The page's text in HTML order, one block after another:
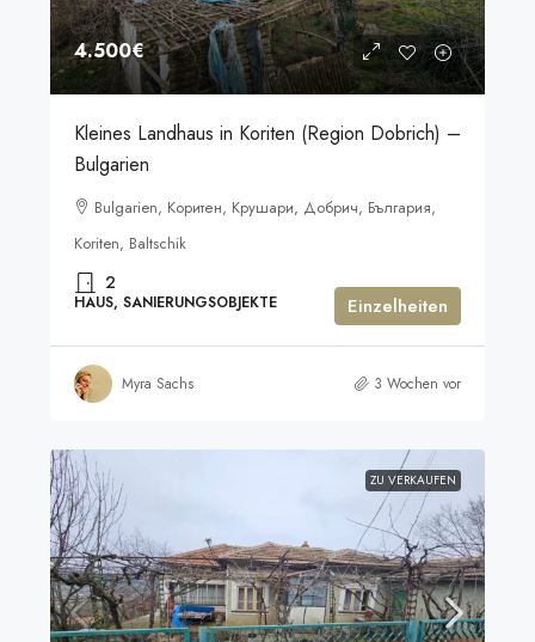
4.500€
Kleines Landhaus in Koriten (Region Dobrich) –
Bulgarien
Bulgarien, Коритен, Крушари, Добрич, България,
Koriten, Baltschik
2
HAUS, SANIERUNGSOBJEKTE Einzelheiten
Myra Sachs 3 Wochen vor
ZU VERKAUFEN